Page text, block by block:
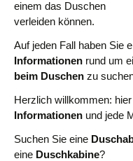
einem das Duschen
verleiden können.
Auf jeden Fall haben Sie
Informationen rund um
beim Duschen zu
Herzlich willkommen:
Informationen und jede
Suchen Sie eine
eine Duschkabine?